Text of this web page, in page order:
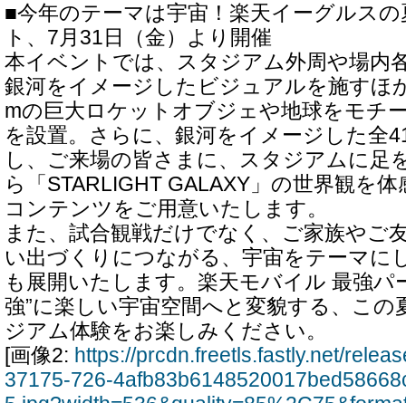
■今年のテーマは宇宙！楽天イーグルスの
ト、7月31日（金）より開催
本イベントでは、スタジアム外周や場内
銀河をイメージしたビジュアルを施すほ
mの巨大ロケットオブジェや地球をモチ
を設置。さらに、銀河をイメージした全
し、ご来場の皆さまに、スタジアムに足
ら「STARLIGHT GALAXY」の世界観を
コンテンツをご用意いたします。
また、試合観戦だけでなく、ご家族やご
い出づくりにつながる、宇宙をテーマに
も展開いたします。楽天モバイル 最強パ
強”に楽しい宇宙空間へと変貌する、こ
ジアム体験をお楽しみください。
[画像2: https://prcdn.freetls.fastly.net/
37175-726-